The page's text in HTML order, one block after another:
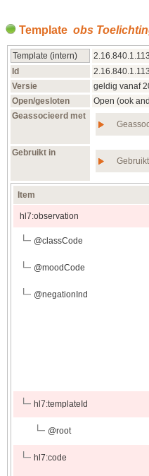
Template obs
Template (intern)
Id
Versie
geldig vanaf
Open/gesloten
Open (ook
Geassocieerd met
Gebruikt in
Item
hl7:observation
@classCode
@moodCode
@negationInd
hl7:templateId
@root
hl7:code